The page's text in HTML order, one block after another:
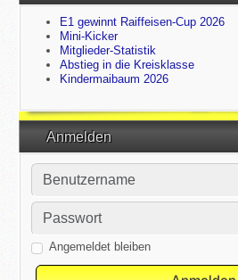
E1 gewinnt Raiffeisen-Cup 2026
Mini-Kicker
Mitglieder-Statistik
Abstieg in die Kreisklasse
Kindermaibaum 2026
Anmelden
Benutzername
Passwort
Angemeldet bleiben